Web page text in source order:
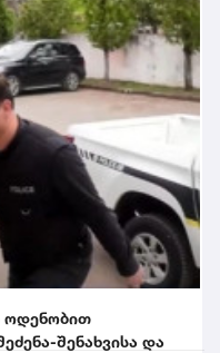
ოდენობით
შენახვისა და